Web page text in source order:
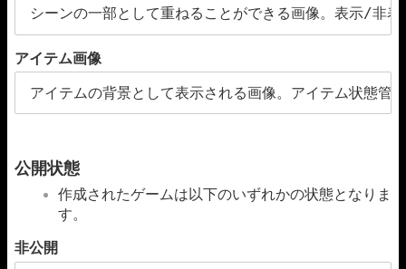
シーンの一部として重ねることができる画像。表示/非
アイテム画像
アイテムの背景として表示される画像。アイテム状態管
公開状態
作成されたゲームは以下のいずれかの状態となりま
す。
非公開